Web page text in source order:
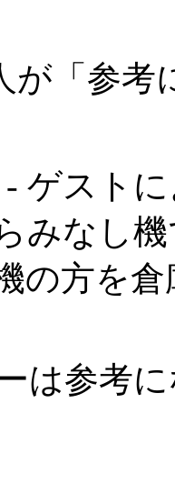
が「参考
- ゲスト
みなし
の方を
は参考